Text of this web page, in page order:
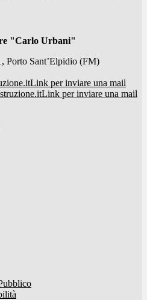
"Carlo Urbani"
Porto Sant’Elpidio (FM)
Link per inviare una mail
Link per inviare una mail